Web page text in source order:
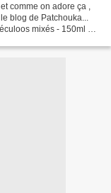
comme on adore ça ,
blog de Patchouka...
mixés - 150ml de